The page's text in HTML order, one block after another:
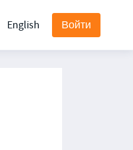
English Войти